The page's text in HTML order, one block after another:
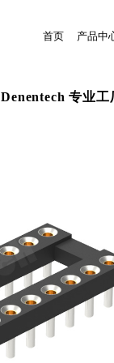
首页 产品中
Denentech 专业